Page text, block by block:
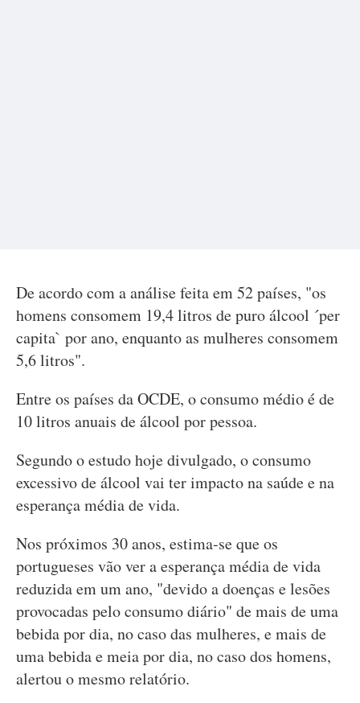
De acordo com a análise feita em 52 países, "os
homens consomem 19,4 litros de puro álcool ´per
capita` por ano, enquanto as mulheres consomem
5,6 litros".
Entre os países da OCDE, o consumo médio é de
10 litros anuais de álcool por pessoa.
Segundo o estudo hoje divulgado, o consumo
excessivo de álcool vai ter impacto na saúde e na
esperança média de vida.
Nos próximos 30 anos, estima-se que os
portugueses vão ver a esperança média de vida
reduzida em um ano, "devido a doenças e lesões
provocadas pelo consumo diário" de mais de uma
bebida por dia, no caso das mulheres, e mais de
uma bebida e meia por dia, no caso dos homens,
alertou o mesmo relatório.